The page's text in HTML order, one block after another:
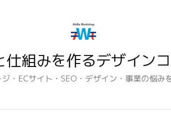
組みを作るデザイン
・ECサイト・SEO・デザイン・事業の悩み